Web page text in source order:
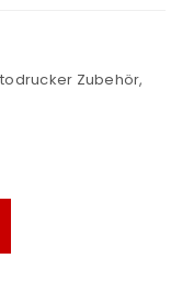
Zubehör,